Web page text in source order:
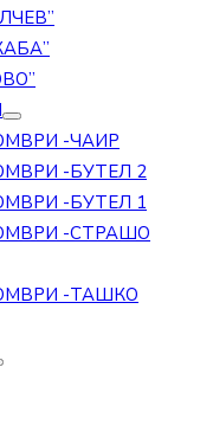
-ЧАИР
-БУТЕЛ 2
-БУТЕЛ 1
-СТРАШО
-ТАШКО